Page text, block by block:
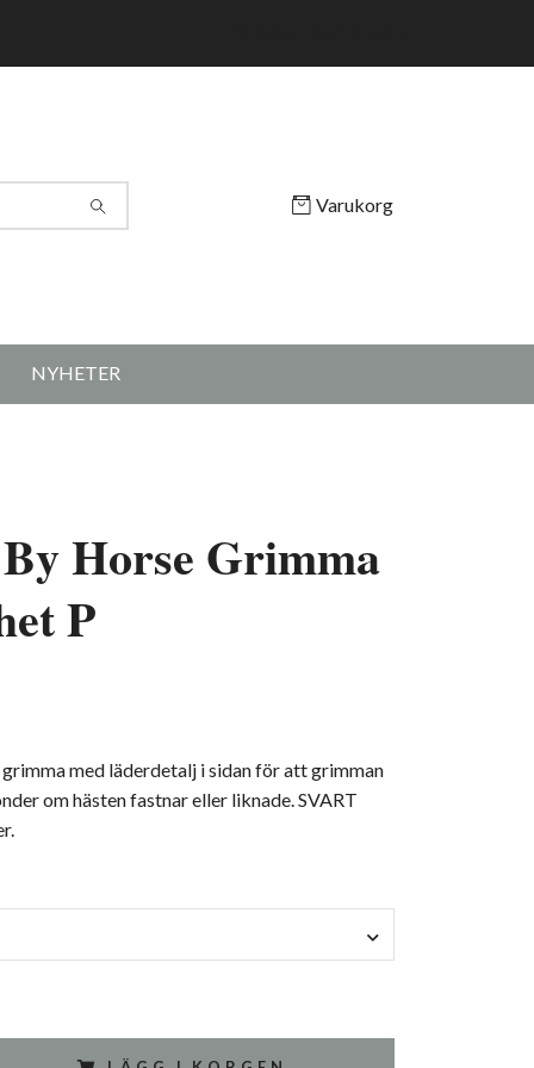
Varukorg
NYHETER
Horse Grimma
P
med läderdetalj i sidan för att grimman
om hästen fastnar eller liknade. SVART